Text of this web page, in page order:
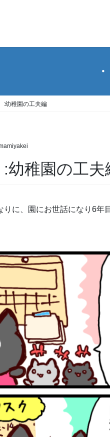
:幼稚園の工夫編
幼稚園の工夫
に、園にお世話になり6年